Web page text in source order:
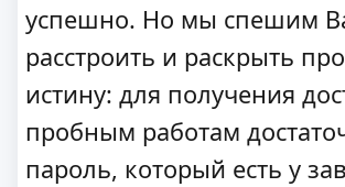
успешно. Но мы спешим
расстроить и раскрыть
истину: для получения
пробным работам
пароль, который есть у